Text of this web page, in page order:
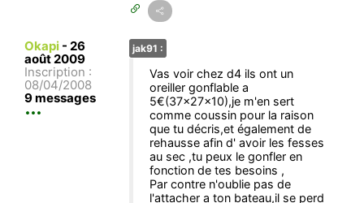
Okapi - 26
août 2009
Inscription :
08/04/2008
9 messages
jak91 :
Vas voir chez d4 ils ont un
oreiller gonflable a
5€(37x27x10),je m'en sert
comme coussin pour la raison
que tu décris,et également de
rehausse afin d' avoir les fesses
au sec ,tu peux le gonfler en
fonction de tes besoins ,
Par contre n'oublie pas de
l'attacher a ton bateau,il se perd